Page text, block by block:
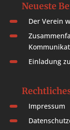
Neueste
Der Verein
Einladung
Impressum